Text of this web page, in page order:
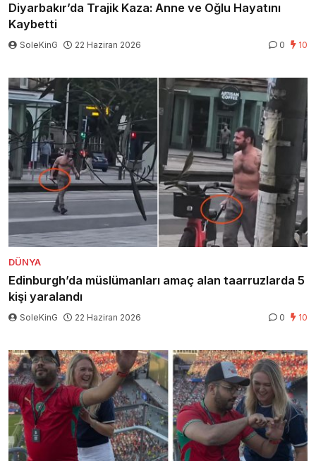
Diyarbakır’da Trajik Kaza: Anne ve Oğlu Hayatını
Kaybetti
SoleKinG 22 Haziran 2026 0 10
DÜNYA
Edinburgh’da müslümanları amaç alan taarruzlarda 5
kişi yaralandı
SoleKinG 22 Haziran 2026 0 10